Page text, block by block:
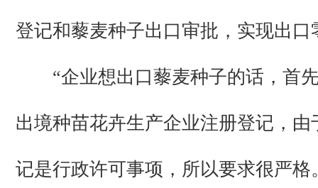
登记和藜麦种子出口审批，实现出口
“企业想出口藜麦种子的话，首
出境种苗花卉生产企业注册登记，由
记是行政许可事项，所以要求很严格